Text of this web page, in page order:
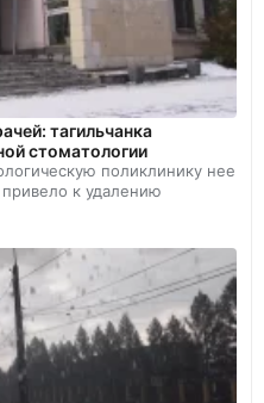
тагильчанка
стоматологии
поликлинику нее
к удалению